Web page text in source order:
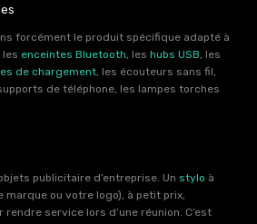
forcément le produit spécifique adapté à
les enceintes Bluetooth , les hubs USB , les
de chargement , les écouteurs sans fil,
de téléphone, les lampes torches
publicitaire d’entreprise. Un stylo à
ou votre logo), à petit prix,
service lors d’une réunion. C’est